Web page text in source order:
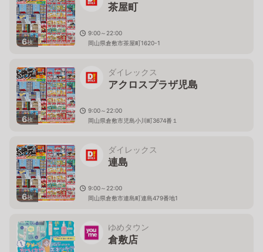
6枚
茶屋町
9:00～22:00
岡山県倉敷市茶屋町1620-1
6枚
ダイレックス
アクロスプラザ児島
9:00～22:00
岡山県倉敷市児島小川町3674番１
6枚
ダイレックス
連島
9:00～22:00
岡山県倉敷市連島町連島479番地1
ゆめタウン
倉敷店